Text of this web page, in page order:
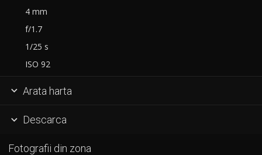
4 mm
f/1.7
1/25 s
ISO 92
 Arata harta
 Descarca
Fotografii din zona